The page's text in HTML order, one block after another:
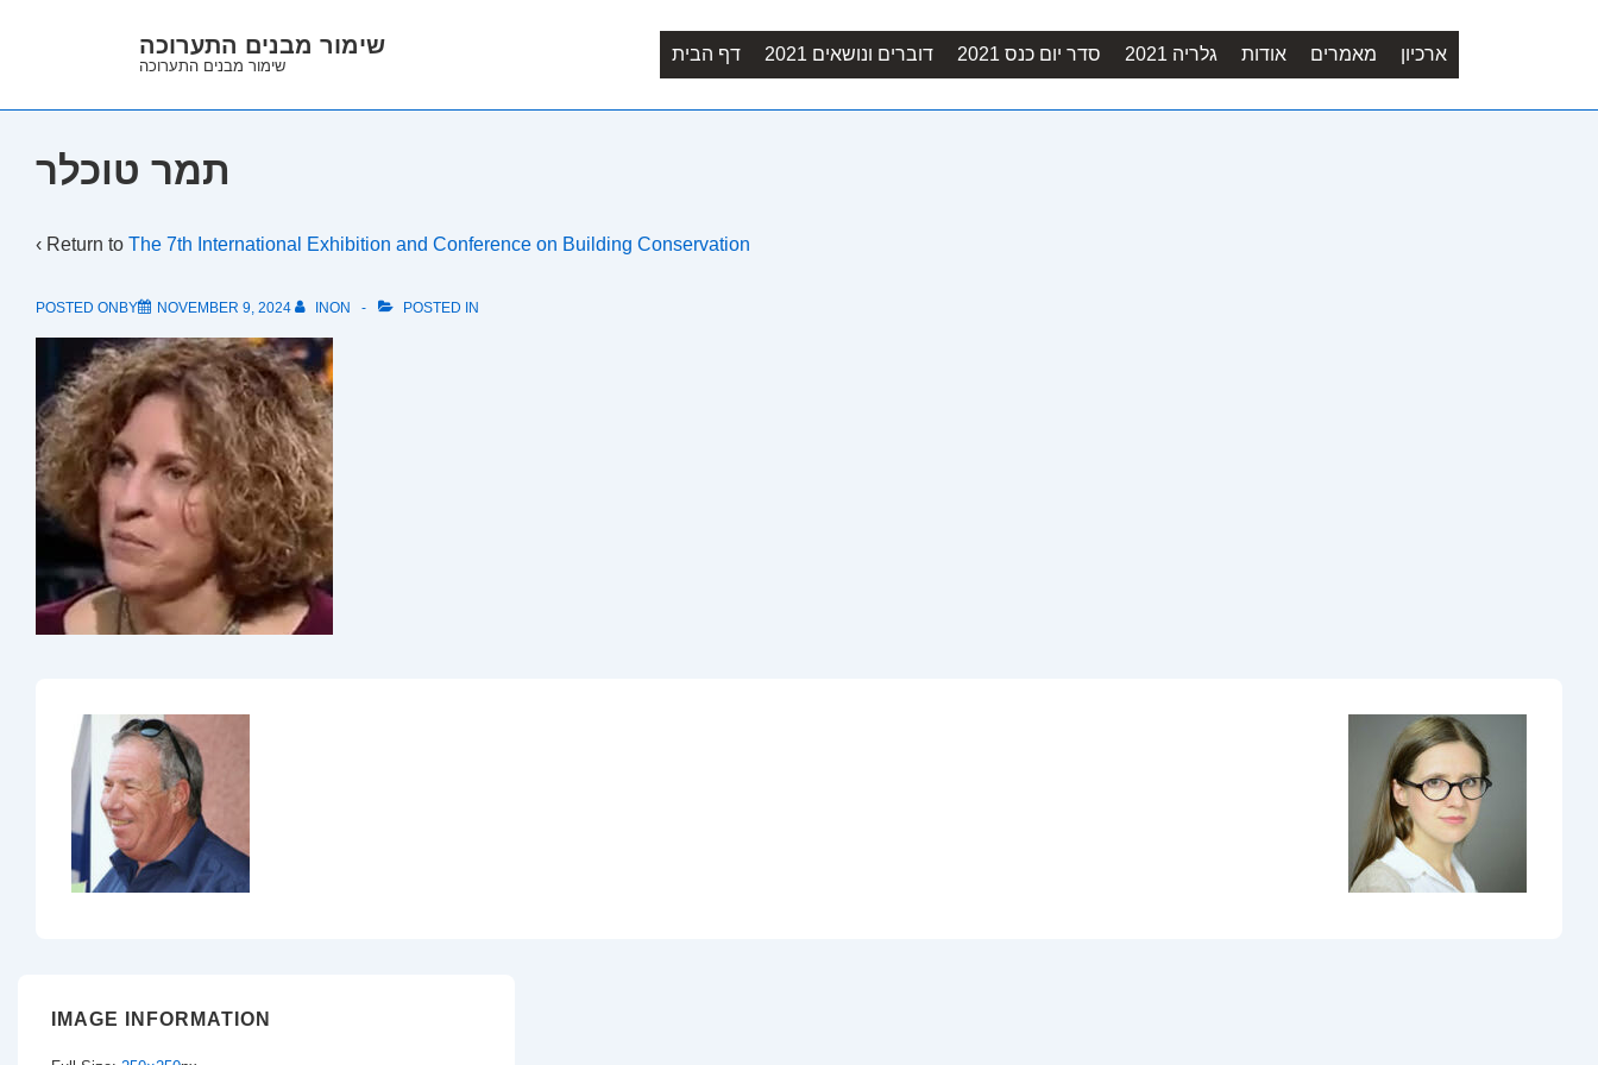
Main
Content
שימור מבנים התערוכה
שימור מבנים התערוכה
Main
Navigation
דף הבית דוברים ונושאים 2021 סדר יום כנס 2021 גלריה 2021 אודות מאמרים ארכיון
תמר טוכלר
‹ Return to The 7th International Exhibition and Conference on Building Conservation
POSTED ONBY NOVEMBER 9, 2024 INON POSTED IN
IMAGE INFORMATION